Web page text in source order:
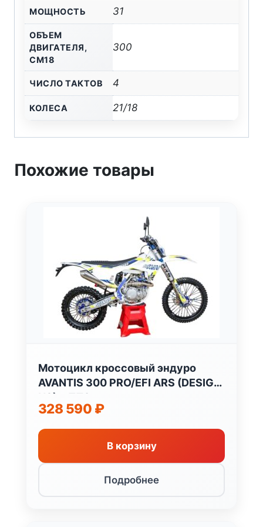
МОЩНОСТЬ 31
ОБЪЕМ
ДВИГАТЕЛЯ,
СМ18
300
ЧИСЛО ТАКТОВ 4
КОЛЕСА 21/18
Похожие товары
Мотоцикл кроссовый эндуро
AVANTIS 300 PRO/EFI ARS (DESIGN
HS) с ПТС
328 590 ₽
В корзину
Подробнее